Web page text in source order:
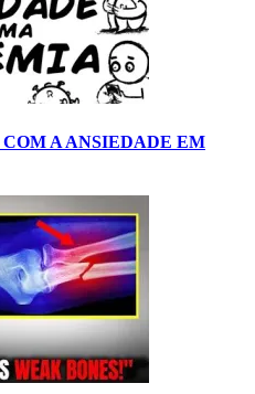
A ANSIEDADE EM